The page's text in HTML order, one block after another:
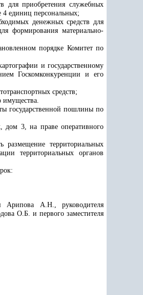
для приобретения служебных
4 единиц персональных;
денежных средств для
формирования материально-
порядке Комитет по
и государственному
Госкомконкуренции и его
средств;
имущества.
государственной пошлины по
дом 3, на праве оперативного
размещение территориальных
территориальных органов
Арипова А.Н., руководителя
О.Б. и первого заместителя